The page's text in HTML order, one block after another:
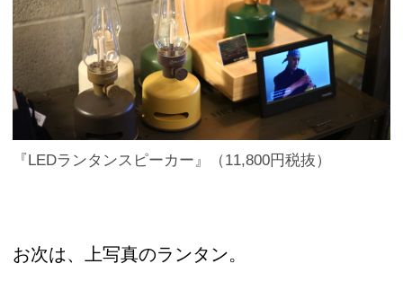
『LEDランタンスピーカー』（11,800円税抜）
お次は、上写真のランタン。